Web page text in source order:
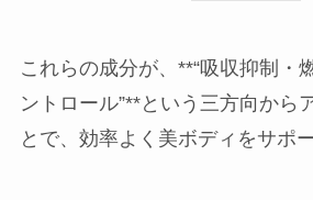
これらの成分が、**“吸収抑制・
ントロール”**という三方向から
とで、効率よく美ボディをサポ